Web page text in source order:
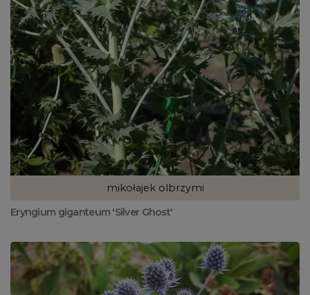
mikołajek olbrzymi
Eryngium giganteum 'Silver Ghost'